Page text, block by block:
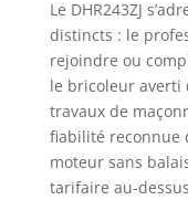
Le DHR243ZJ
distincts : le
rejoindre ou
le bricoleur averti
travaux de
fiabilité reconnue
moteur sans
tarifaire au-